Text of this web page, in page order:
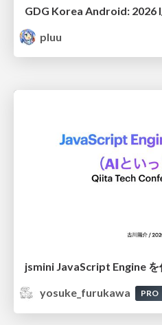
pluu
jsmini JavaScript Engine
yosuke_furukawa
PRO